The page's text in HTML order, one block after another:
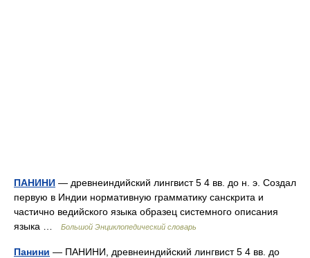
ПАНИНИ — древнеиндийский лингвист 5 4 вв. до н. э. Создал
первую в Индии нормативную грамматику санскрита и
частично ведийского языка образец системного описания
языка …
Большой Энциклопедический словарь
Панини — ПАНИНИ, древнеиндийский лингвист 5 4 вв. до